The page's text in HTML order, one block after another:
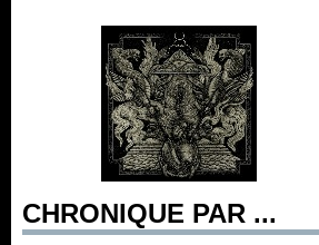
CHRONIQUE PAR ...